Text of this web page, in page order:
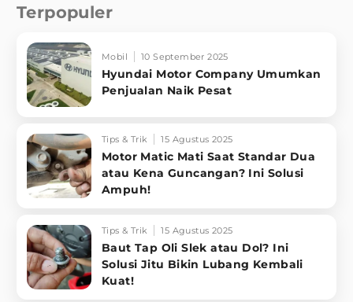
Terpopuler
Mobil 10 September 2025
Hyundai Motor Company Umumkan
Penjualan Naik Pesat
Tips & Trik 15 Agustus 2025
Motor Matic Mati Saat Standar Dua
atau Kena Guncangan? Ini Solusi
Ampuh!
Tips & Trik 15 Agustus 2025
Baut Tap Oli Slek atau Dol? Ini
Solusi Jitu Bikin Lubang Kembali
Kuat!